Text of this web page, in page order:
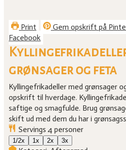
Print Gem opskrift på
Facebook
grønsager og feta
Kyllingefrikadeller med grønsager
opskrift til hverdage.
saftige og smagfulde. Brug
skift ud med dem du har i
Servings4 personer
1/2x 1x 2x 3x